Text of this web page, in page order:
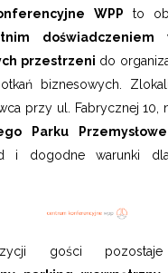
WPP to
doświadczeniem
przestrzeni do
biznesowych.
przy ul. Fabrycznej 10,
Parku
i dogodne warunki
gości